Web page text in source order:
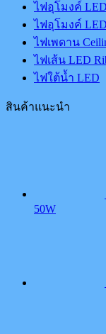
ไฟอุโมงค์ LED
ไฟอุโมงค์
ไฟเพดาน
ไฟเส้น LED
ไฟใต้น้ำ LED
สินค้าแนะนำ
50W